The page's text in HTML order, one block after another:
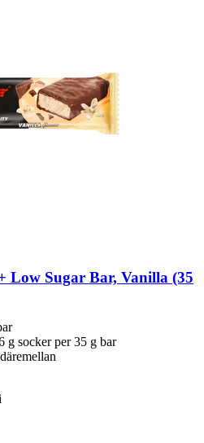
Low Sugar Bar, Vanilla (35
g socker per 35 g bar